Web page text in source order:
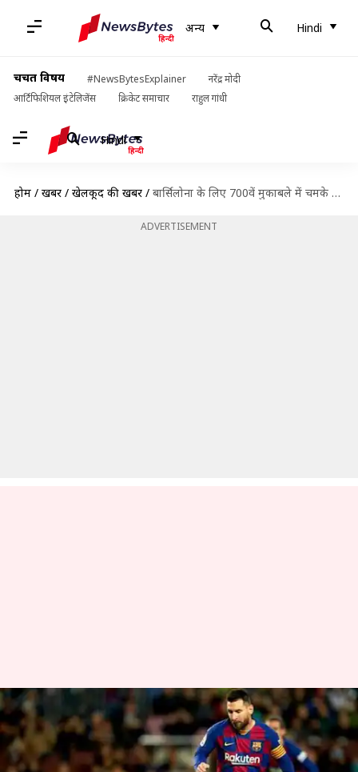
अन्य Hindi
चर्चित विषय #NewsBytesExplainer
नरेंद्र मोदी
आर्टिफिशियल इंटेलिजेंस
क्रिकेट समाचार राहुल गांधी
Hindi
होम / खबरें / खेलकूद की खबरें / बार्सिलोना के लिए 700वें मुकाबले में चमके मेसी, रोनाल्डो को पछाड़ अपने नाम किया ये रिकॉर्ड
ADVERTISEMENT
बार्सिलोना के लिए 700वें मुकाबले में
चमके मेसी, रोनाल्डो को पछाड़ अपने
नाम किया ये रिकॉर्ड